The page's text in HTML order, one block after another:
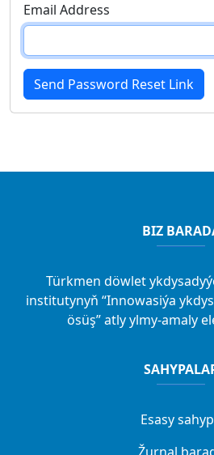
Email Address
Send Password Reset Link
BIZ
Türkmen döwlet
institutynyň “Innowasiýa
ösüş” atly ylmy-amaly
Esasy